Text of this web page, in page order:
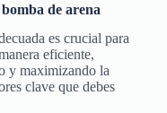
de arena
es crucial para
eficiente,
y maximizando la
clave que debes